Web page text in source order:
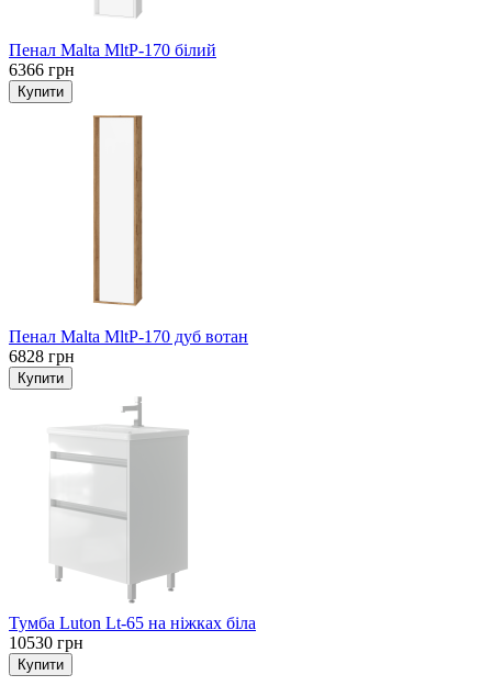
Пенал Malta MltP-170 білий
6366 грн
Пенал Malta MltP-170 дуб вотан
6828 грн
Тумба Luton Lt-65 на ніжках біла
10530 грн